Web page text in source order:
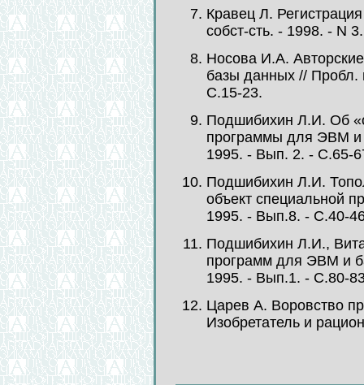
Кравец Л.
собст-сть. - 1998. - N
Носова И.А.
базы данных // Пробл.
С.15-23.
Подшибихин Л.И. Об
программы для ЭВМ и
1995. - Вып. 2. - С.65-
Подшибихин Л.И.
объект специальной
1995. - Вып.8. - С.40-
Подшибихин Л.И.,
программ для ЭВМ и
1995. - Вып.1. - С.80-
Царев А. Воровство
Изобретатель и